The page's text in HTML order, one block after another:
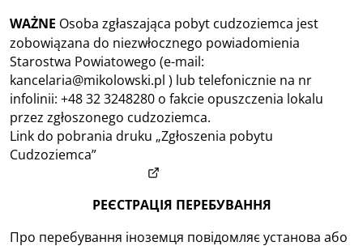
WAŻNE Osoba zgłaszająca pobyt cudzoziemca jest
zobowiązana do niezwłocznego powiadomienia
Starostwa Powiatowego (e-mail:
kancelaria@mikolowski.pl ) lub telefonicznie na nr
infolinii: +48 32 3248280 o fakcie opuszczenia lokalu
przez zgłoszonego cudzoziemca.
Link do pobrania druku „Zgłoszenia pobytu
Cudzoziemca”
(otwiera w nowym oknie)
РЕЄСТРАЦІЯ ПЕРЕБУВАННЯ
Про перебування іноземця повідомляє установа або